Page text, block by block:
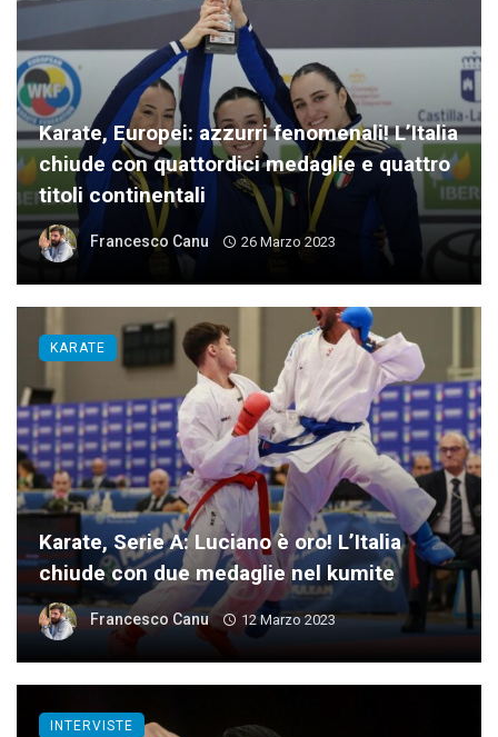
Karate, Europei: azzurri fenomenali! L’Italia
chiude con quattordici medaglie e quattro
titoli continentali
Francesco Canu 26 Marzo 2023
Karate, Serie A: Luciano è oro! L’Italia
chiude con due medaglie nel kumite
Francesco Canu 12 Marzo 2023
KARATE
INTERVISTE